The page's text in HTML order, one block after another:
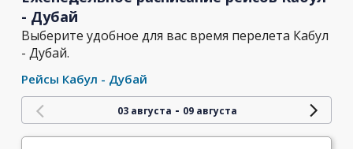
- Дубай
Выберите удобное для вас время перелета Кабул
- Дубай.
Рейсы Кабул - Дубай
03 августа - 09 августа